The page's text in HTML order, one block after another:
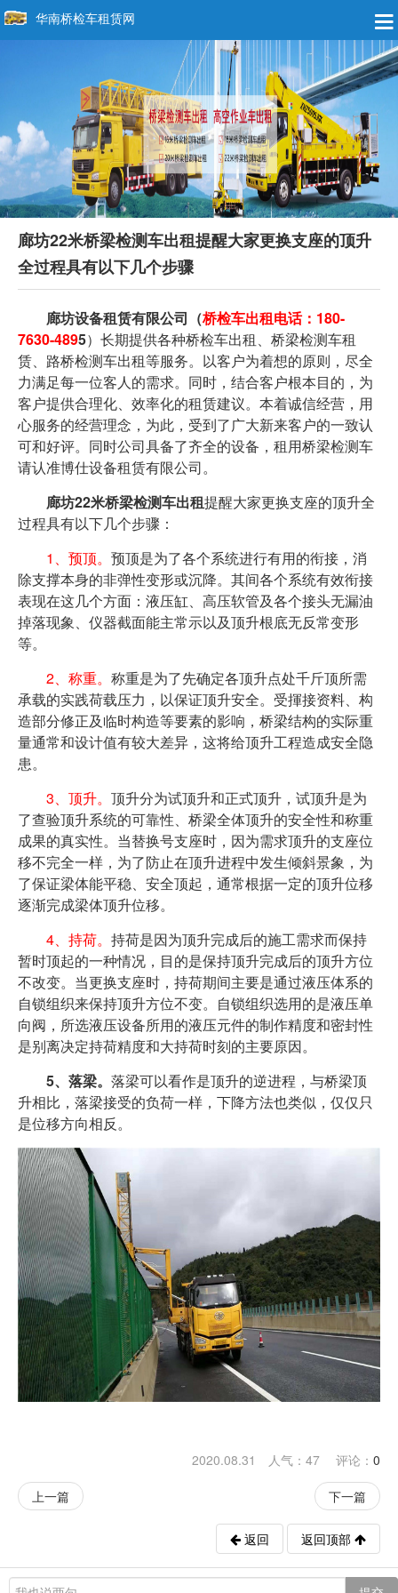
华南桥检车租赁网
廊坊22米桥梁检测车出租提醒大家更换支座的顶升
全过程具有以下几个步骤
廊坊设备租赁有限公司 （桥检车出租电话：180-
7630-4895）长期提供各种桥检车出租、桥梁检测车租
赁、路桥检测车出租等服务。以客户为着想的原则，尽全
力满足每一位客人的需求。同时，结合客户根本目的，为
客户提供合理化、效率化的租赁建议。本着诚信经营，用
心服务的经营理念，为此，受到了广大新来客户的一致认
可和好评。同时公司具备了齐全的设备，租用桥梁检测车
请认准博仕设备租赁有限公司。
廊坊22米桥梁检测车出租提醒大家更换支座的顶升全
过程具有以下几个步骤：
1、预顶。 预顶是为了各个系统进行有用的衔接，消
除支撑本身的非弹性变形或沉降。其间各个系统有效衔接
表现在这几个方面：液压缸、高压软管及各个接头无漏油
掉落现象、仪器截面能主常示以及顶升根底无反常变形
等。
2、称重。 称重是为了先确定各顶升点处千斤顶所需
承载的实践荷载压力，以保证顶升安全。受揮接资料、构
造部分修正及临时构造等要素的影响，桥梁结构的实际重
量通常和设计值有较大差异，这将给顶升工程造成安全隐
患。
3、顶升。 顶升分为试顶升和正式顶升，试顶升是为
了查验顶升系统的可靠性、桥梁全体顶升的安全性和称重
成果的真实性。当替换号支座时，因为需求顶升的支座位
移不完全一样，为了防止在顶升进程中发生倾斜景象，为
了保证梁体能平稳、安全顶起，通常根据一定的顶升位移
逐渐完成梁体顶升位移。
4、持荷。 持荷是因为顶升完成后的施工需求而保持
暂时顶起的一种情况，目的是保持顶升完成后的顶升方位
不改变。当更换支座时，持荷期间主要是通过液压体系的
自锁组织来保持顶升方位不变。自锁组织选用的是液压单
向阀，所选液压设备所用的液压元件的制作精度和密封性
是别离决定持荷精度和大持荷时刻的主要原因。
5、落梁。 落梁可以看作是顶升的逆进程，与桥梁顶
升相比，落梁接受的负荷一样，下降方法也类似，仅仅只
是位移方向相反。
2020.08.31 人气： 47 评论： 0
上一篇 下一篇
返回 返回顶部